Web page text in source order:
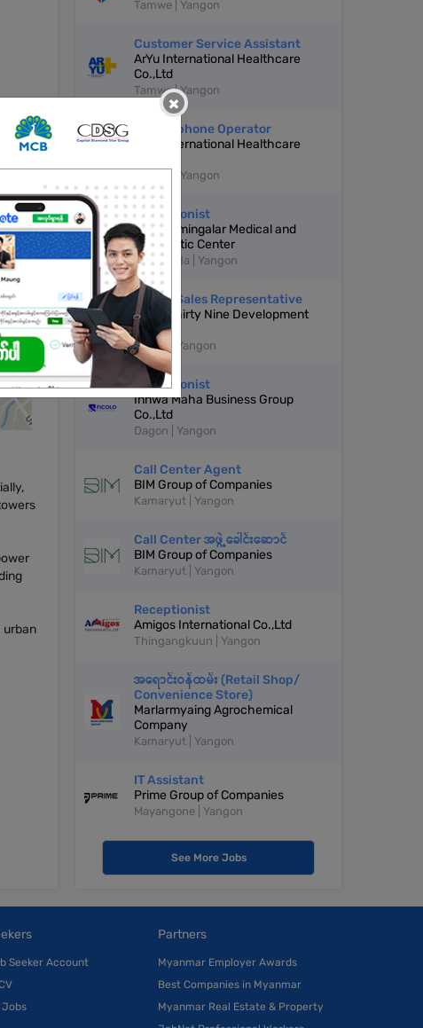
urban
Tamwe | Yangon
Customer Service Assistant
ArYu International Healthcare
Co.,Ltd
Tamwe | Yangon
Jr. Telephone Operator
ArYu International Healthcare
Tamwe | Yangon
Receptionist
Thukhamingalar Medical and
Diagnostic Center
Kyauktada | Yangon
Senior Sales Representative
Mega Thirty Nine Development
Co.,Ltd
Bahan | Yangon
Receptionist
Innwa Maha Business Group
Co.,Ltd
Dagon | Yangon
Call Center Agent
BIM Group of Companies
Kamaryut | Yangon
Call Center အဖွဲ့ခေါင်းဆောင်
BIM Group of Companies
Kamaryut | Yangon
Receptionist
Amigos International Co.,Ltd
Thingangkuun | Yangon
အရောင်းဝန်ထမ်း (Retail Shop/
Convenience Store)
Marlarmyaing Agrochemical
Company
Kamaryut | Yangon
IT Assistant
Prime Group of Companies
Mayangone | Yangon
See More Jobs
×
Seeker Account
Jobs
Partners
Myanmar Employer Awards
Best Companies in Myanmar
Myanmar Real Estate & Property